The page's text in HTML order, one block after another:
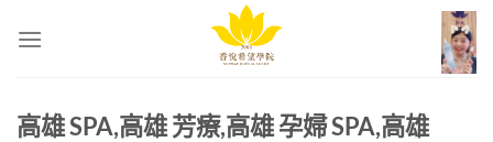
高雄 SPA,高雄 芳療,高雄 孕婦 SPA,高雄